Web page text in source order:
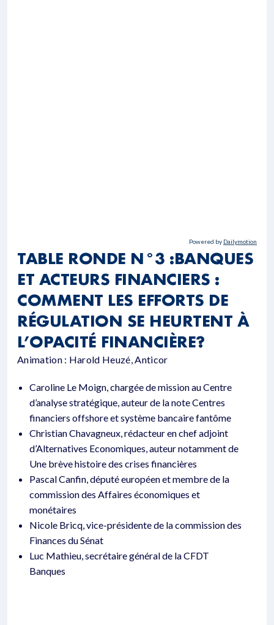
Powered by Dailymotion
TABLE RONDE N°3 :BANQUES
ET ACTEURS FINANCIERS :
COMMENT LES EFFORTS DE
RÉGULATION SE HEURTENT À
L’OPACITÉ FINANCIÈRE?
Animation : Harold Heuzé, Anticor
Caroline Le Moign, chargée de mission au Centre
d’analyse stratégique, auteur de la note Centres
financiers offshore et système bancaire fantôme
Christian Chavagneux, rédacteur en chef adjoint
d’Alternatives Economiques, auteur notamment de
Une brève histoire des crises financières
Pascal Canfin, député européen et membre de la
commission des Affaires économiques et
monétaires
Nicole Bricq, vice-présidente de la commission des
Finances du Sénat
Luc Mathieu, secrétaire général de la CFDT
Banques